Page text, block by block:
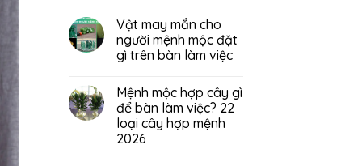
Vật may mắn cho
người mệnh mộc đặt
gì trên bàn làm việc
Mệnh mộc hợp cây gì
để bàn làm việc? 22
loại cây hợp mệnh
2026